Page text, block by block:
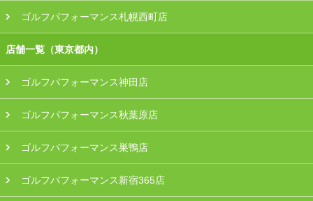
ゴルフパフォーマンス札幌西町店
店舗一覧（東京都内）
ゴルフパフォーマンス神田店
ゴルフパフォーマンス秋葉原店
ゴルフパフォーマンス巣鴨店
ゴルフパフォーマンス新宿365店